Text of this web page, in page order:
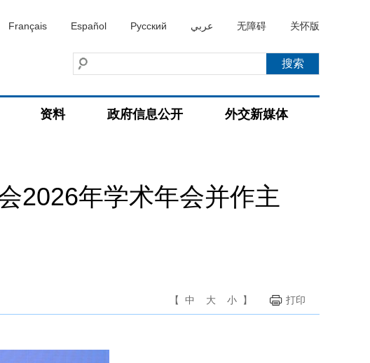
Français Español Русский عربي 无障碍 关怀版
资料 政府信息公开 外交新媒体
2026年学术年会并作主
【 中 大 小 】 打印